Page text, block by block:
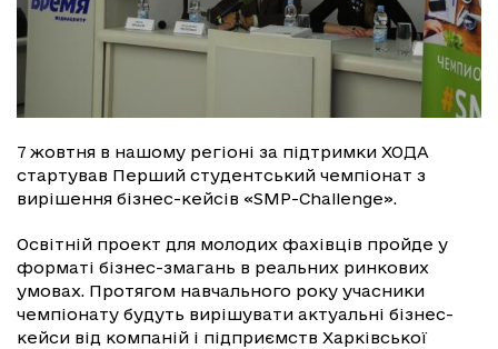
7 жовтня в нашому регіоні за підтримки ХОДА
стартував Перший студентський чемпіонат з
вирішення бізнес-кейсів «SMP-Challenge».
Освітній проект для молодих фахівців пройде у
форматі бізнес-змагань в реальних ринкових
умовах. Протягом навчального року учасники
чемпіонату будуть вирішувати актуальні бізнес-
кейси від компаній і підприємств Харківської